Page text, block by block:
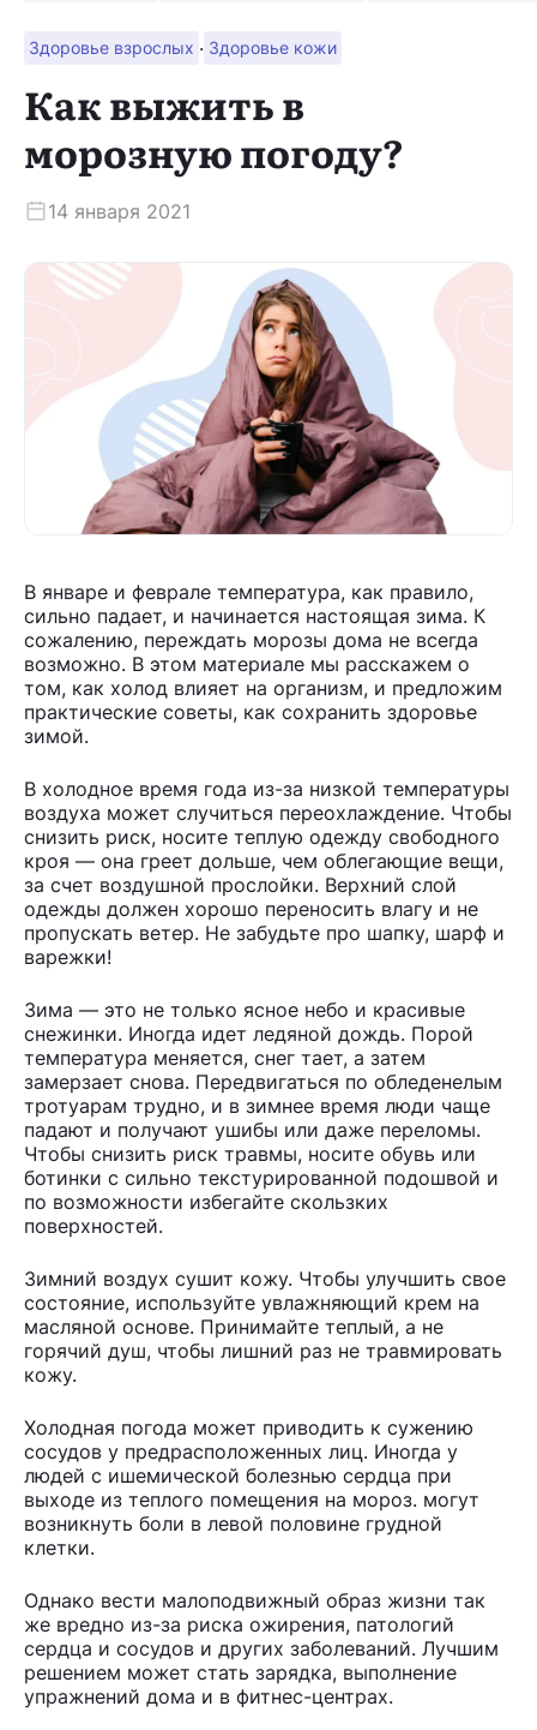
Здоровье взрослых · Здоровье кожи
Как выжить в
морозную погоду?
14 января 2021
В январе и феврале температура, как правило,
сильно падает, и начинается настоящая зима. К
сожалению, переждать морозы дома не всегда
возможно. В этом материале мы расскажем о
том, как холод влияет на организм, и предложим
практические советы, как сохранить здоровье
зимой.
В холодное время года из-за низкой температуры
воздуха может случиться переохлаждение. Чтобы
снизить риск, носите теплую одежду свободного
кроя — она греет дольше, чем облегающие вещи,
за счет воздушной прослойки. Верхний слой
одежды должен хорошо переносить влагу и не
пропускать ветер. Не забудьте про шапку, шарф и
варежки!
Зима — это не только ясное небо и красивые
снежинки. Иногда идет ледяной дождь. Порой
температура меняется, снег тает, а затем
замерзает снова. Передвигаться по обледенелым
тротуарам трудно, и в зимнее время люди чаще
падают и получают ушибы или даже переломы.
Чтобы снизить риск травмы, носите обувь или
ботинки с сильно текстурированной подошвой и
по возможности избегайте скользких
поверхностей.
Зимний воздух сушит кожу. Чтобы улучшить свое
состояние, используйте увлажняющий крем на
масляной основе. Принимайте теплый, а не
горячий душ, чтобы лишний раз не травмировать
кожу.
Холодная погода может приводить к сужению
сосудов у предрасположенных лиц. Иногда у
людей с ишемической болезнью сердца при
выходе из теплого помещения на мороз. могут
возникнуть боли в левой половине грудной
клетки.
Однако вести малоподвижный образ жизни так
же вредно из-за риска ожирения, патологий
сердца и сосудов и других заболеваний. Лучшим
решением может стать зарядка, выполнение
упражнений дома и в фитнес-центрах.